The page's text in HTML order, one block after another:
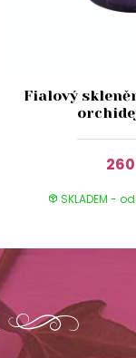
Fialový
SKLADEM -